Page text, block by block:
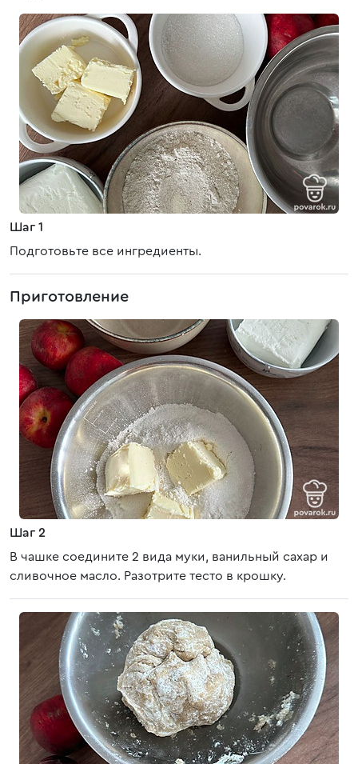
Шаг 1
Подготовьте все ингредиенты.
Приготовление
Шаг 2
В чашке соедините 2 вида муки, ванильный сахар и
сливочное масло. Разотрите тесто в крошку.